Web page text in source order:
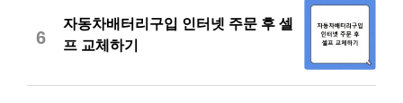
6
자동차배터리구입 인터넷 주문 후 셀
프 교체하기